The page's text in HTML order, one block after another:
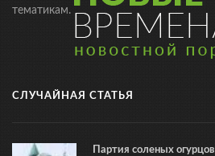
тематикам.
СЛУЧАЙНАЯ СТАТЬЯ
Партия соленых огурцов